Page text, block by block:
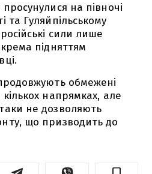
просунулися на півночі
та Гуляйпільському
сили лише
підняттям
продовжують обмежені
кількох напрямках, але
не дозволяють
що призводить до